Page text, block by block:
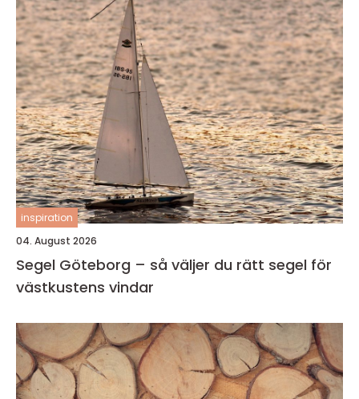
inspiration
04. August 2026
Segel Göteborg – så väljer du rätt segel för
västkustens vindar